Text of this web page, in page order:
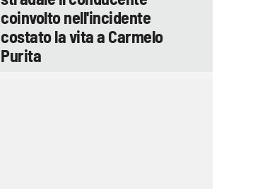
coinvolto nell'incidente
costato la vita a Carmelo
Purita